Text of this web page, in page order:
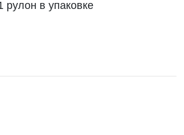
рулон в упаковке